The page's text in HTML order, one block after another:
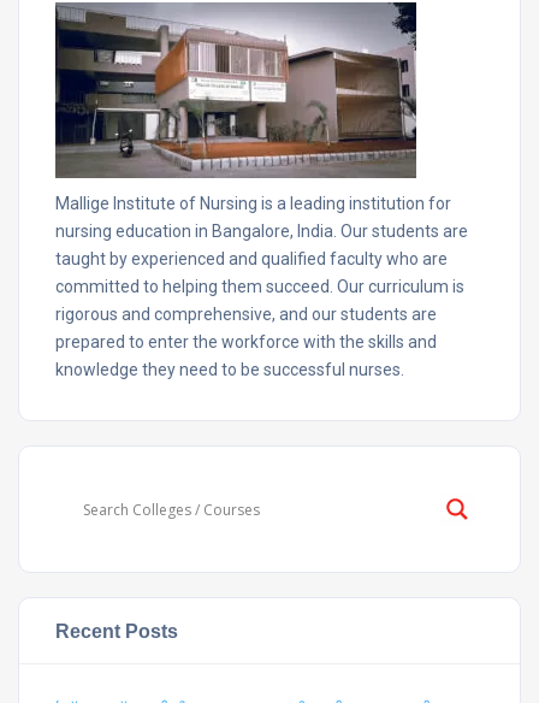
Mallige Institute of Nursing is a leading institution for
nursing education in Bangalore, India. Our students are
taught by experienced and qualified faculty who are
committed to helping them succeed. Our curriculum is
rigorous and comprehensive, and our students are
prepared to enter the workforce with the skills and
knowledge they need to be successful nurses.
Recent Posts